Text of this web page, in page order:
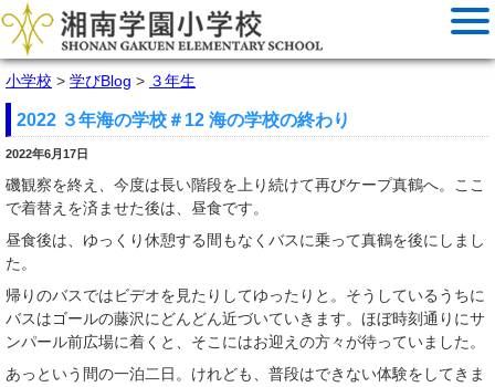
小学校 > 学びBlog > ３年生
2022 ３年海の学校＃12 海の学校の終わり
2022年6月17日
磯観察を終え、今度は長い階段を上り続けて再びケープ真鶴へ。ここ
で着替えを済ませた後は、昼食です。
昼食後は、ゆっくり休憩する間もなくバスに乗って真鶴を後にしまし
た。
帰りのバスではビデオを見たりしてゆったりと。そうしているうちに
バスはゴールの藤沢にどんどん近づいていきます。ほぼ時刻通りにサ
ンパール前広場に着くと、そこにはお迎えの方々が待っていました。
あっという間の一泊二日。けれども、普段はできない体験をしてきま